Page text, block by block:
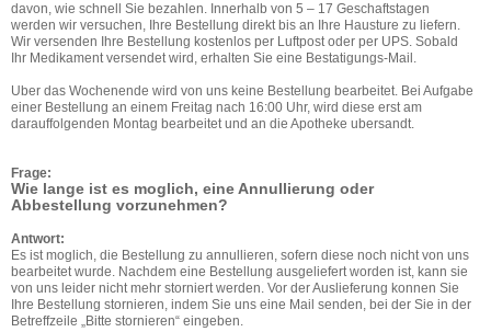
davon, wie schnell Sie bezahlen. Innerhalb von 5 – 17 Geschaftstagen
werden wir versuchen, Ihre Bestellung direkt bis an Ihre Hausture zu liefern.
Wir versenden Ihre Bestellung kostenlos per Luftpost oder per UPS. Sobald
Ihr Medikament versendet wird, erhalten Sie eine Bestatigungs-Mail.
Uber das Wochenende wird von uns keine Bestellung bearbeitet. Bei Aufgabe
einer Bestellung an einem Freitag nach 16:00 Uhr, wird diese erst am
darauffolgenden Montag bearbeitet und an die Apotheke ubersandt.
Frage:
Wie lange ist es moglich, eine Annullierung oder
Abbestellung vorzunehmen?
Antwort:
Es ist moglich, die Bestellung zu annullieren, sofern diese noch nicht von uns
bearbeitet wurde. Nachdem eine Bestellung ausgeliefert worden ist, kann sie
von uns leider nicht mehr storniert werden. Vor der Auslieferung konnen Sie
Ihre Bestellung stornieren, indem Sie uns eine Mail senden, bei der Sie in der
Betreffzeile „Bitte stornieren“ eingeben.